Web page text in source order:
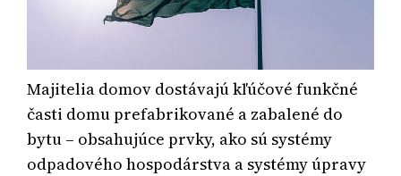
Majitelia domov dostávajú kľúčové funkčné
časti domu prefabrikované a zabalené do
bytu – obsahujúce prvky, ako sú systémy
odpadového hospodárstva a systémy úpravy